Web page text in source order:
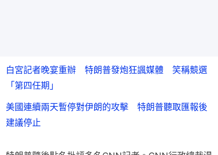
白宮記者晚宴重辦 特朗普發炮狂諷媒體 笑稱競選
「第四任期」
美國連續兩天暫停對伊朗的攻擊 特朗普聽取匯報後
建議停止